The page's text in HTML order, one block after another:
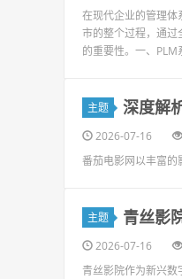
在现代企业的管理体
市的整个过程，通过
的重要性。一、
主题 深度解
2026-07-16
番茄电影网以丰富的
主题 青丝影
2026-07-16
青丝影院作为新兴数